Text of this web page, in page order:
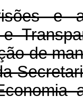
e
e
de